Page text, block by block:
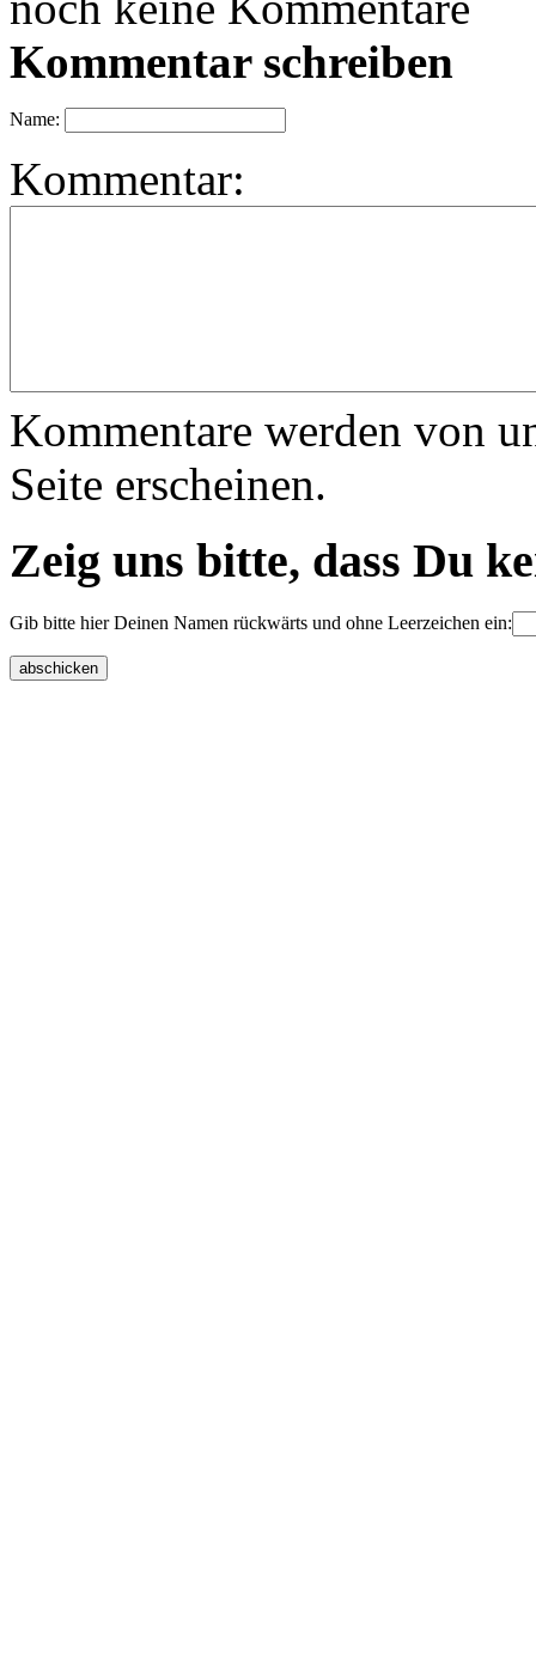
Kommentar schreiben
Name:
Kommentar:
Kommentare werden von
Seite erscheinen.
Zeig uns bitte, dass Du
Gib bitte hier Deinen Namen rückwärts und ohne Leerzeichen ein: